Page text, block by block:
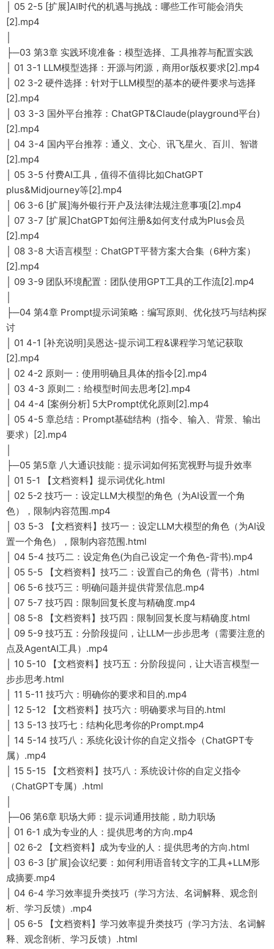
│ 05 2-5 [扩展]AI时代的机遇与挑战：哪些工作可能会消失
[2].mp4
├─03 第3章 实践环境准备：模型选择、工具推荐与配置实践
│ 01 3-1 LLM模型选择：开源与闭源，商用or版权要求[2].mp4
│ 02 3-2 硬件选择：针对于LLM模型的基本的硬件要求与选择
[2].mp4
│ 03 3-3 国外平台推荐：ChatGPT&Claude(playground平台)
[2].mp4
│ 04 3-4 国内平台推荐：通义、文心、讯飞星火、百川、智谱
[2].mp4
│ 05 3-5 付费AI工具，值得不值得比如ChatGPT
plus&Midjourney等[2].mp4
│ 06 3-6 [扩展]海外银行开户及法律法规注意事项[2].mp4
│ 07 3-7 [扩展]ChatGPT如何注册&如何支付成为Plus会员
[2].mp4
│ 08 3-8 大语言模型：ChatGPT平替方案大合集（6种方案）
[2].mp4
│ 09 3-9 团队环境配置：团队使用GPT工具的工作流[2].mp4
├─04 第4章 Prompt提示词策略：编写原则、优化技巧与结构探
讨
│ 01 4-1 [补充说明]吴恩达-提示词工程&课程学习笔记获取
[2].mp4
│ 02 4-2 原则一：使用明确且具体的指令[2].mp4
│ 03 4-3 原则二：给模型时间去思考[2].mp4
│ 04 4-4 [案例分析] 5大Prompt优化原则[2].mp4
│ 05 4-5 章总结：Prompt基础结构（指令、输入、背景、输出
要求）[2].mp4
├─05 第5章 八大通识技能：提示词如何拓宽视野与提升效率
│ 01 5-1 【文档资料】提示词优化.html
│ 02 5-2 技巧一：设定LLM大模型的角色（为AI设置一个角
色），限制内容范围.mp4
│ 03 5-3 【文档资料】技巧一：设定LLM大模型的角色（为AI设
置一个角色），限制内容范围.html
│ 04 5-4 技巧二：设定角色(为自己设定一个角色-背书).mp4
│ 05 5-5 【文档资料】技巧二：设置自己的角色（背书）.html
│ 06 5-6 技巧三：明确问题并提供背景信息.mp4
│ 07 5-7 技巧四：限制回复长度与精确度.mp4
│ 08 5-8 【文档资料】技巧四：限制回复长度与精确度.html
│ 09 5-9 技巧五：分阶段提问，让LLM一步步思考（需要注意的
点及AgentAI工具）.mp4
│ 10 5-10 【文档资料】技巧五：分阶段提问，让大语言模型一
步步思考.html
│ 11 5-11 技巧六：明确你的要求和目的.mp4
│ 12 5-12 【文档资料】技巧六：明确要求与目的.html
│ 13 5-13 技巧七：结构化思考你的Prompt.mp4
│ 14 5-14 技巧八：系统化设计你的自定义指令（ChatGPT专
属）.mp4
│ 15 5-15 【文档资料】技巧八：系统设计你的自定义指令
（ChatGPT专属）.html
├─06 第6章 职场大师：提示词通用技能，助力职场
│ 01 6-1 成为专业的人：提供思考的方向.mp4
│ 02 6-2 【文档资料】成为专业的人：提供思考的方向.html
│ 03 6-3 [扩展]会议纪要：如何利用语音转文字的工具+LLM形
成摘要.mp4
│ 04 6-4 学习效率提升类技巧（学习方法、名词解释、观念剖
析、学习反馈）.mp4
│ 05 6-5 【文档资料】学习效率提升类技巧（学习方法、名词解
释、观念剖析、学习反馈）.html